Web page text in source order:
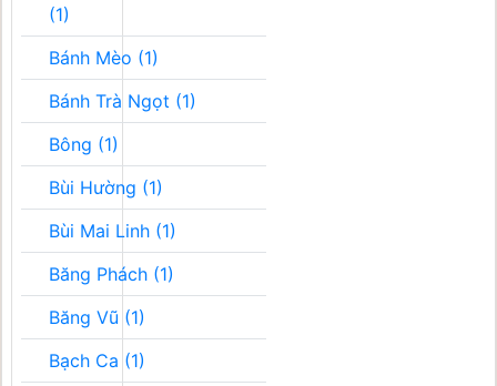
(1)
Bánh Mèo (1)
Bánh Trà Ngọt (1)
Bông (1)
Bùi Hường (1)
Bùi Mai Linh (1)
Băng Phách (1)
Băng Vũ (1)
Bạch Ca (1)